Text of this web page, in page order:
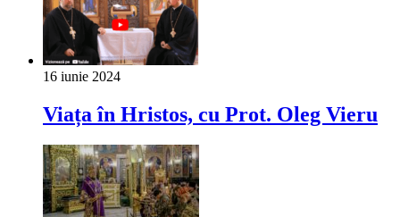
16 iunie 2024
Viața în Hristos, cu Prot. Oleg Vieru